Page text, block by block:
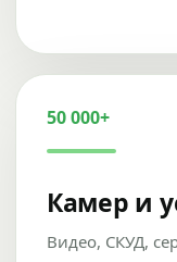
50 000+
Камер и
Видео, СКУД,